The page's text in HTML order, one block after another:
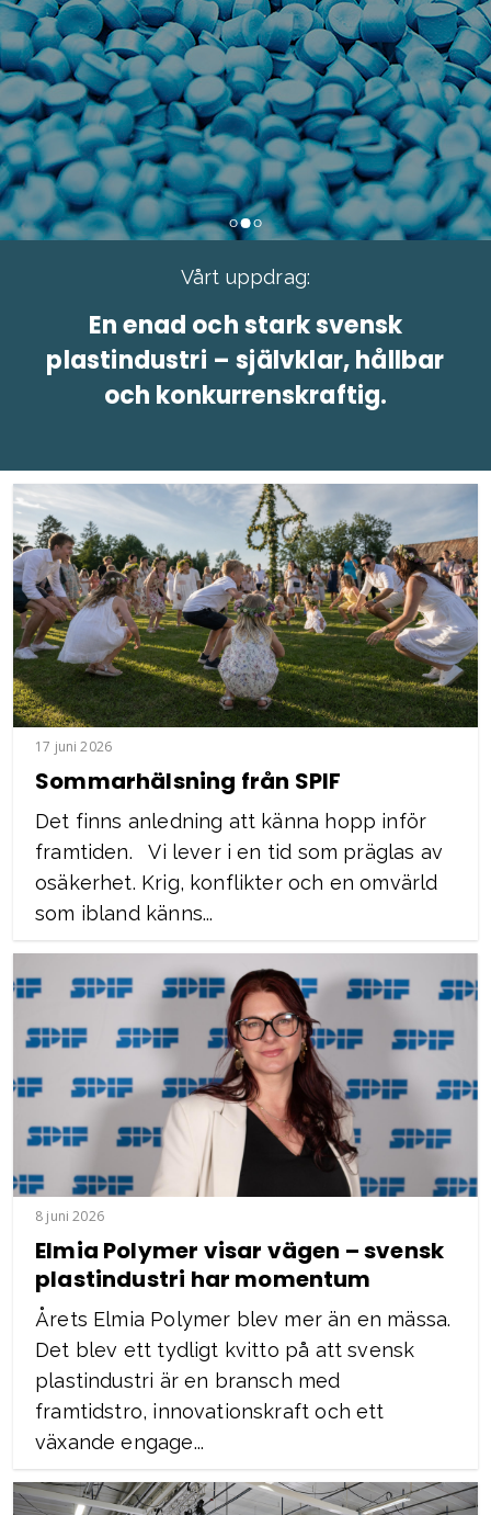
Vårt uppdrag:
En enad och stark svensk
plastindustri – självklar, hållbar
och konkurrenskraftig.
17 juni 2026
Sommarhälsning från SPIF
Det finns anledning att känna hopp inför
framtiden. Vi lever i en tid som präglas av
osäkerhet. Krig, konflikter och en omvärld
som ibland känns...
8 juni 2026
Elmia Polymer visar vägen – svensk
plastindustri har momentum
Årets Elmia Polymer blev mer än en mässa.
Det blev ett tydligt kvitto på att svensk
plastindustri är en bransch med
framtidstro, innovationskraft och ett
växande engage...